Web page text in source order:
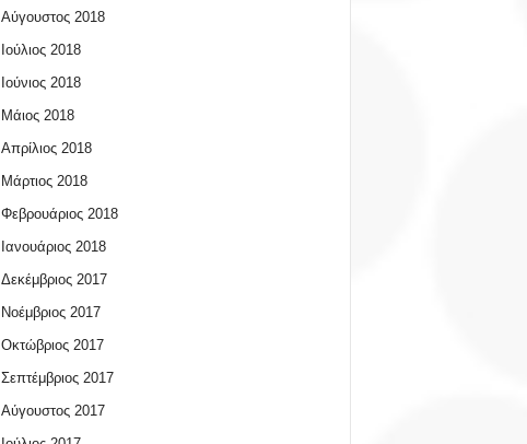
Αύγουστος 2018
Ιούλιος 2018
Ιούνιος 2018
Μάιος 2018
Απρίλιος 2018
Μάρτιος 2018
Φεβρουάριος 2018
Ιανουάριος 2018
Δεκέμβριος 2017
Νοέμβριος 2017
Οκτώβριος 2017
Σεπτέμβριος 2017
Αύγουστος 2017